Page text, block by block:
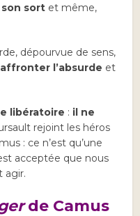
sort et même,
dépourvue de sens,
affronter l’absurde et
libératoire : il ne
rejoint les héros
: ce n’est qu’une
acceptée que nous
agir.
de Camus